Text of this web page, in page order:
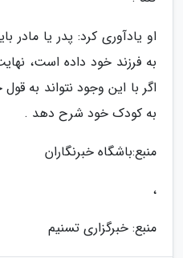
او یادآوری کرد: پدر یا مادر
به فرزند خود داده است،
اگر با این وجود نتواند به
به کودک خود شرح دهد .
منبع:باشگاه خبرنگاران
،
منبع: خبرگزاری تسنیم